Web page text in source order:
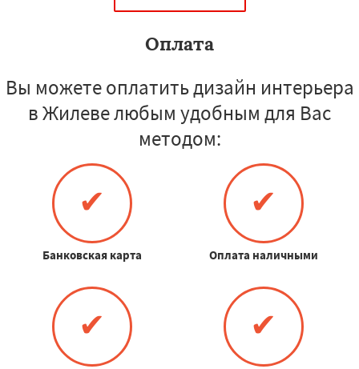
Оплата
Вы можете оплатить дизайн интерьера
в Жилеве любым удобным для Вас
методом:
✔
Банковская карта
✔
Оплата наличными
✔ ✔